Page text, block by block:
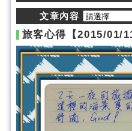
文章內容
旅客心得【2015/01/